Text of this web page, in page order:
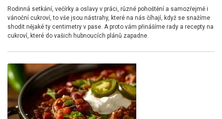
Rodinná setkání, večírky a oslavy v práci, různé pohoštění a samozřejmě i
vánoční cukroví, to vše jsou nástrahy, které na nás číhají, když se snažíme
shodit nějaké ty centimetry v pase. A proto vám přinášíme rady a recepty na
cukroví, které do vašich hubnoucích plánů zapadne.